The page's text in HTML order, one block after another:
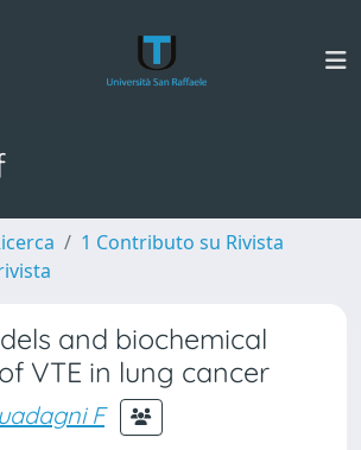
1 Contributo su Rivista
and biochemical
VTE in lung cancer
F